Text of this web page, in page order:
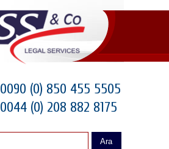
0090 (0) 850 455 5505
0044 (0) 208 882 8175
Ara